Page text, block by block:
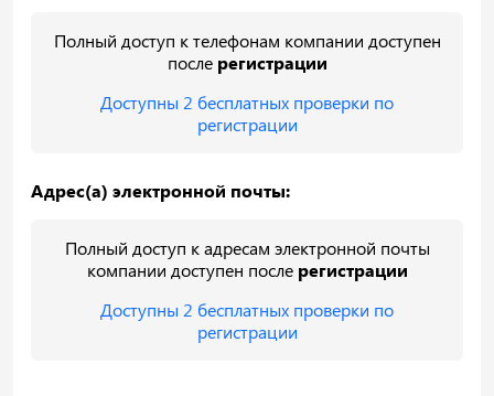
Полный доступ к телефонам компании доступен
после регистрации
Доступны 2 бесплатных проверки по
регистрации
Адрес(а) электронной почты:
Полный доступ к адресам электронной почты
компании доступен после регистрации
Доступны 2 бесплатных проверки по
регистрации